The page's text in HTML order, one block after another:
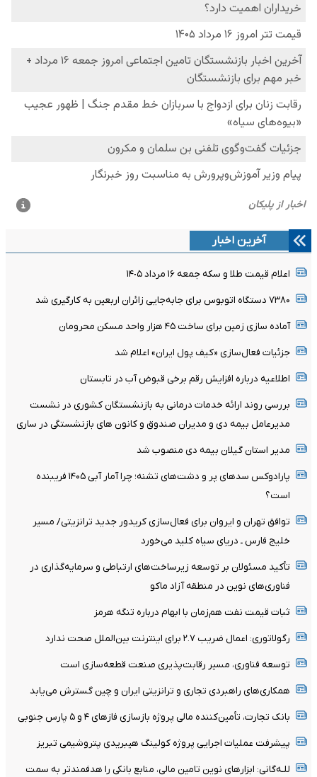
آخرین اخبار
اعلام قیمت طلا و سکه جمعه ١۶ مرداد ١۴٠۵
۷۳۸۰ دستگاه اتوبوس برای جابه‌جایی زائران اربعین به‌ کارگیری شد
آماده سازی زمین برای ساخت ۴۵ هزار واحد مسکن محرومان
جزئیات فعال‌سازی «کیف پول ایران» اعلام شد
اطلاعیه درباره افزایش رقم برخی قبوض آب در تابستان
بررسی روند ارائه خدمات درمانی به بازنشستگان کشوری در نشست
مدیرعامل بیمه دی و مدیران صندوق و کانون های بازنشستگی در ساری
مدیر استان گیلان بیمه دی منصوب شد
پارادوکس سدهای پر و دشت‌های تشنه؛ چرا آمار آبی ۱۴۰۵ فریبنده
است؟
توافق تهران و ایروان برای فعال‌سازی کریدور جدید ترانزیتی/ مسیر
خلیج فارس ـ دریای سیاه کلید می‌خورد
تأکید مسئولان بر توسعه زیرساخت‌های ارتباطی و سرمایه‌گذاری در
فناوری‌های نوین در منطقه آزاد ماکو
ثبات قیمت نفت هم‌زمان با ابهام درباره تنگه هرمز
رگولاتوری: اعمال ضریب ۲.۷ برای اینترنت بین‌الملل صحت ندارد
توسعه فناوری، مسیر رقابت‌پذیری صنعت قطعه‌سازی است
همکاری‌های راهبردی تجاری و ترانزیتی ایران و چین گسترش می‌یابد
بانک تجارت، تأمین‌کننده مالی پروژه بازسازی فازهای ۴ و ۵ پارس جنوبی
پیشرفت عملیات اجرایی پروژه کولینگ هیبریدی پتروشیمی تبریز
للـه‌گانی: ابزارهای نوین تامین مالی، منابع بانکی را هدفمندتر به سمت